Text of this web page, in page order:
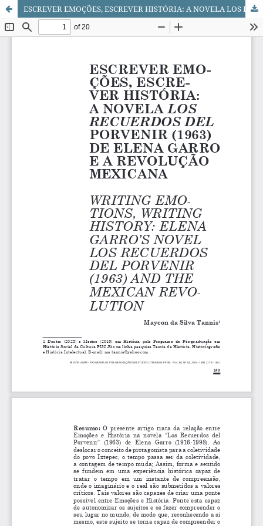
ESCREVER EMOÇÕES, ESCREVER HISTÓRIA: A NOVELA LOS RECUERDOS DEL PORVENIR (1963) DE ELENA GARRO E A REVOLUÇÃO MEXICANA